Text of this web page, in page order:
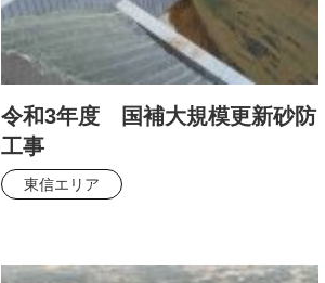
令和3年度 国補大規模更新砂防
工事
東信エリア